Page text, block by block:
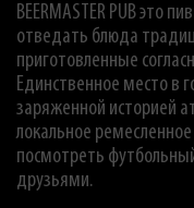
BEERMASTER PUB это
отведать блюда
приготовленные
Единственное место в
заряженной историей
локальное
посмотреть
друзьями.